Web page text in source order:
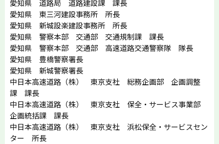
愛知県 道路局 道路建設課 課長
愛知県 東三河建設事務所 所長
愛知県 新城設楽建設事務所 所長
愛知県 警察本部 交通部 交通規制課 課長
愛知県 警察本部 交通部 高速道路交通警察隊 隊長
愛知県 豊橋警察署長
愛知県 新城警察署長
中日本高速道路（株） 東京支社 総務企画部 企画調整
課 課長
中日本高速道路（株） 東京支社 保全・サービス事業部
企画統括課 課長
中日本高速道路（株） 東京支社 浜松保全・サービスセン
ター 所長